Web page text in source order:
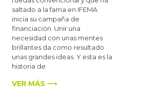
saltado a la fama en IFEMA
inicia su campaña de
financiación. Unir una
necesidad con unas mentes
brillantes da como resultado
unas grandes ideas. Y esta es la
historia de
VER MÁS ⟶